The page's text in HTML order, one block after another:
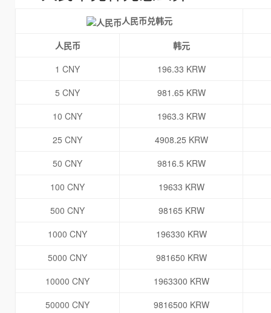
人民币兑韩元
人民币
韩元
1 CNY
196.33 KRW
5 CNY
981.65 KRW
10 CNY
1963.3 KRW
25 CNY
4908.25 KRW
50 CNY
9816.5 KRW
100 CNY
19633 KRW
500 CNY
98165 KRW
1000 CNY
196330 KRW
5000 CNY
981650 KRW
10000 CNY
1963300 KRW
50000 CNY
9816500 KRW